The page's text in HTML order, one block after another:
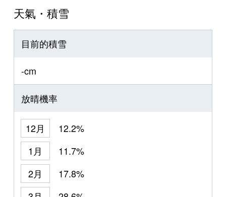
天氣・積雪
目前的積雪
-cm
放晴機率
12月
12.2%
1月
11.7%
2月
17.8%